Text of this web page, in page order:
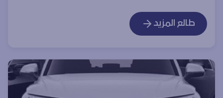
طالع المزيد